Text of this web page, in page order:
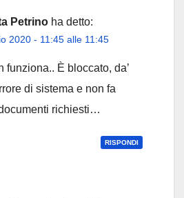
Petrino ha detto:
2020 - 11:45 alle 11:45
funziona.. È bloccato, da’
di sistema e non fa
richiesti…
RISPONDI